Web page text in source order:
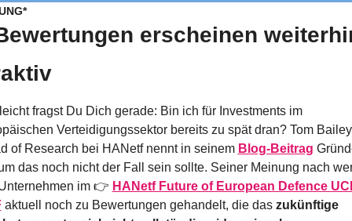
erscheinen
fragst Du Dich gerade: Bin ich für Investments im
Verteidigungssektor bereits zu spät dran? Tom
of Research bei HANetf nennt in seinem Blog-Beitrag
das noch nicht der Fall sein sollte. Seiner Meinung nach
im 👉 HANetf Future of European Defence
aktuell noch zu Bewertungen gehandelt, die das zukünftige